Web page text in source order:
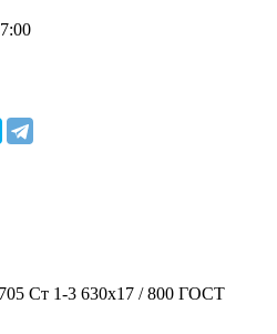
Ст 1-3 630x17 / 800 ГОСТ